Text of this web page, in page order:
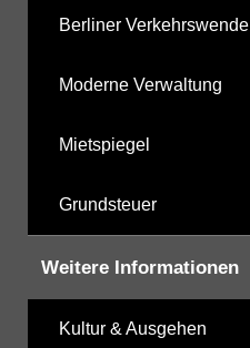
Berliner Verkehrswende
Moderne Verwaltung
Mietspiegel
Grundsteuer
Weitere Informationen
Kultur & Ausgehen